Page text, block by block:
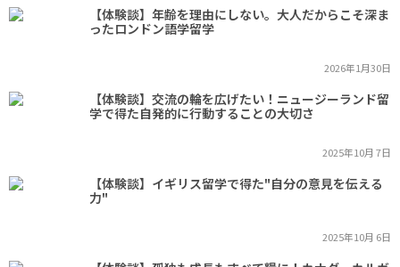
【体験談】年齢を理由にしない。大人だからこそ深ま
ったロンドン語学留学
2026年1月30日
【体験談】交流の輪を広げたい！ニュージーランド留
学で得た自発的に行動することの大切さ
2025年10月 7日
【体験談】イギリス留学で得た"自分の意見を伝える
力"
2025年10月 6日